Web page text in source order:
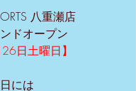
八重瀬店
ドオープン
26日土曜日】
には